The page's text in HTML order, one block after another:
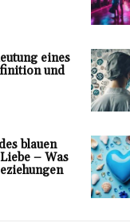
eines
und
blauen
– Was